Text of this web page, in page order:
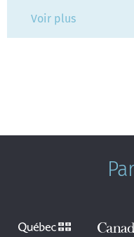
Voir plus